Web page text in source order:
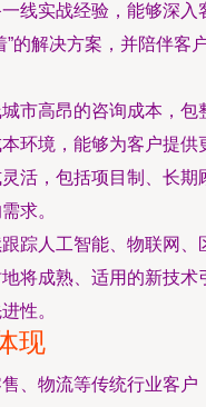
线实战经验，能够深入
”的解决方案，并陪伴客
市高昂的咨询成本，包
环境，能够为客户提供
活，包括项目制、长期
求。
跟踪人工智能、物联网、
将成熟、适用的新技术
性。
现
售、物流等传统行业客户